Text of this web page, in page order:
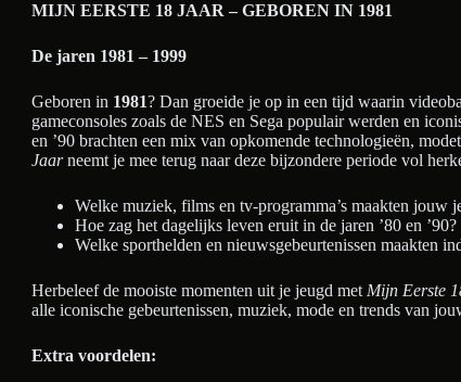
MIJN EERSTE 18 JAAR – GEBOREN IN 1981
De jaren 1981 – 1999
Geboren in 1981? Dan groeide je op in een tijd waarin
gameconsoles zoals de NES en Sega populair werden en
en ’90 brachten een mix van opkomende technologieën,
Jaarneemt je mee terug naar deze bijzondere periode vol
Welke muziek, films en tv-programma’s maakten jouw
Hoe zag het dagelijks leven eruit in de jaren ’80 en ’90?
Welke sporthelden en nieuwsgebeurtenissen maakten
Herbeleef de mooiste momenten uit je jeugd met Mijn Eerste
alle iconische gebeurtenissen, muziek, mode en trends van
Extra voordelen: